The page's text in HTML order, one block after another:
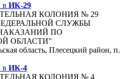
в ИК-29
КОЛОНИЯ № 29
СЛУЖБЫ
ПО
ОБЛАСТИ"
область, Плесецкий район, п.
в ИК-4
КОЛОНИЯ № 4